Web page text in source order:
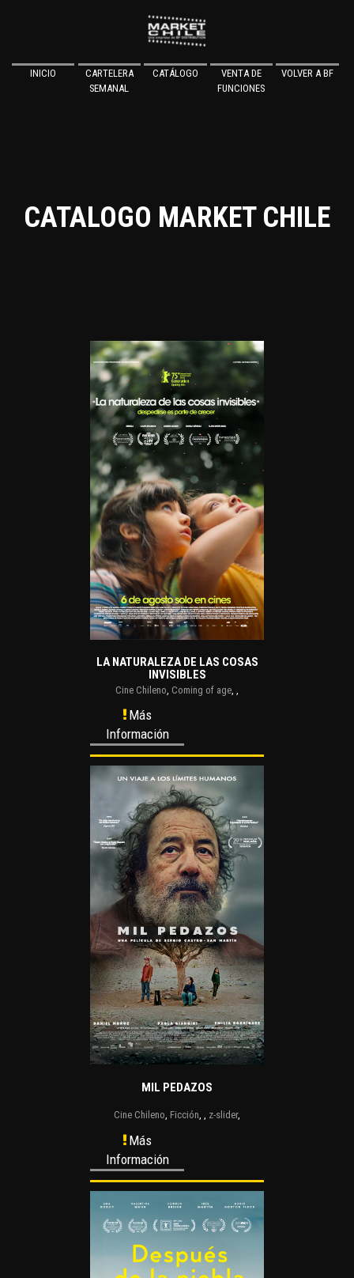
INICIO
CARTELERA
SEMANAL
CATÁLOGO
VENTA DE
FUNCIONES
VOLVER A BF
CATALOGO MARKET CHILE
LA NATURALEZA DE LAS COSAS
INVISIBLES
Cine Chileno Coming of age
Más
Información
MIL PEDAZOS
Cine Chileno Ficción z-slider,
Más
Información